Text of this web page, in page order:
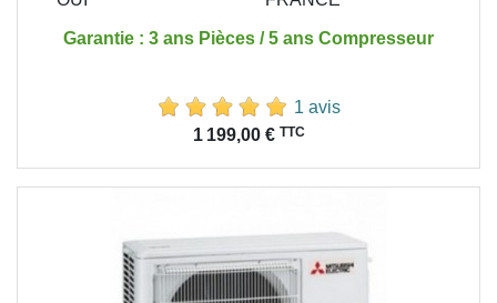
Garantie : 3 ans Pièces / 5 ans Compresseur
1 avis
1 199,00 € TTC